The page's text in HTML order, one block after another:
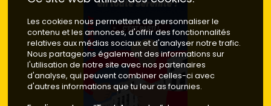
Les cookies nous permettent de personnaliser le
contenu et les annonces, d'offrir des fonctionnalités
relatives aux médias sociaux et d'analyser notre trafic.
Nous partageons également des informations sur
l'utilisation de notre site avec nos partenaires
d'analyse, qui peuvent combiner celles-ci avec
d'autres informations que tu leur as fournies.